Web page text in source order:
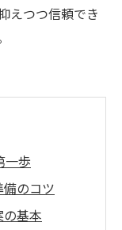
えつつ信頼でき
一歩
のコツ
基本